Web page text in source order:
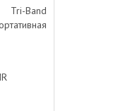
Band